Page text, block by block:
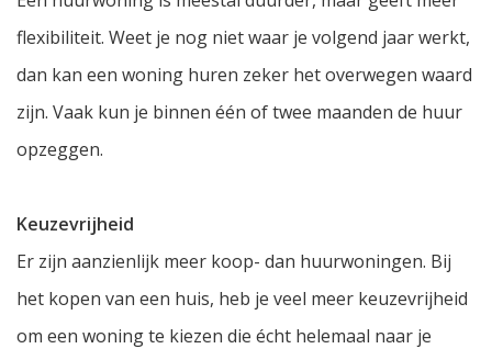
flexibiliteit. Weet je nog niet waar je volgend jaar werkt,
dan kan een woning huren zeker het overwegen waard
zijn. Vaak kun je binnen één of twee maanden de huur
opzeggen.
Keuzevrijheid
Er zijn aanzienlijk meer koop- dan huurwoningen. Bij
het kopen van een huis, heb je veel meer keuzevrijheid
om een woning te kiezen die écht helemaal naar je